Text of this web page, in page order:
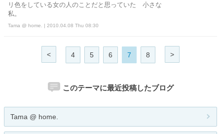
リ色をしている女の人のことだと思っていた 小さな
私。
Tama @ home. | 2010.04.08 Thu 08:30
< 4 5 6 7 8 >
このテーマに最近投稿したブログ
Tama @ home.